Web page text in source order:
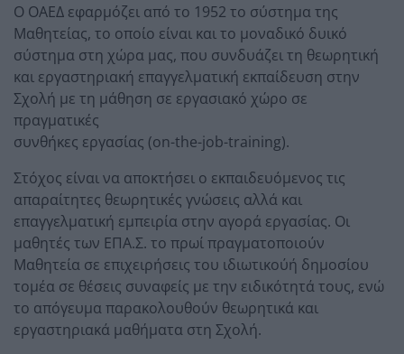
Ο ΟΑΕΔ εφαρμόζει από το 1952 το σύστημα της
Μαθητείας, το οποίο είναι και το μοναδικό δυικό
σύστημα στη χώρα μας, που συνδυάζει τη θεωρητική
και εργαστηριακή επαγγελματική εκπαίδευση στην
Σχολή με τη μάθηση σε εργασιακό χώρο σε
πραγματικές
συνθήκες εργασίας (on-the-job-training).
Στόχος είναι να αποκτήσει ο εκπαιδευόμενος τις
απαραίτητες θεωρητικές γνώσεις αλλά και
επαγγελματική εμπειρία στην αγορά εργασίας. Οι
μαθητές των ΕΠΑ.Σ. το πρωί πραγματοποιούν
Μαθητεία σε επιχειρήσεις του ιδιωτικούή δημοσίου
τομέα σε θέσεις συναφείς με την ειδικότητά τους, ενώ
το απόγευμα παρακολουθούν θεωρητικά και
εργαστηριακά μαθήματα στη Σχολή.